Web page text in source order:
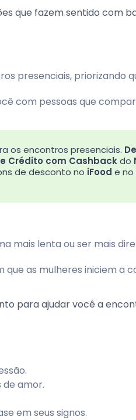
que fazem sentido com
presenciais, priorizando
com pessoas que
os encontros presenciais.
Crédito com Cashbackdo
de desconto no iFood e no
mais lenta ou ser mais
as mulheres iniciem a
para ajudar você a
amor.
em seus signos.